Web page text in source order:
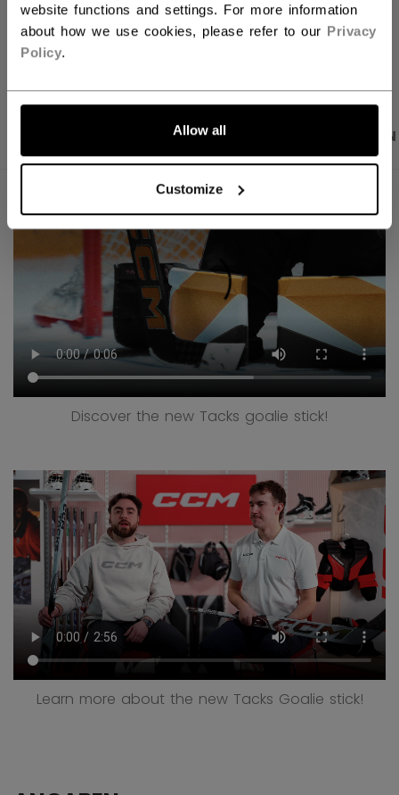
website functions and settings. For more information
about how we use cookies, please refer to our Privacy
Policy.
Allow all
Customize
BESCHREIBUNG ANGABEN
Discover the new Tacks goalie stick!
Learn more about the new Tacks Goalie stick!